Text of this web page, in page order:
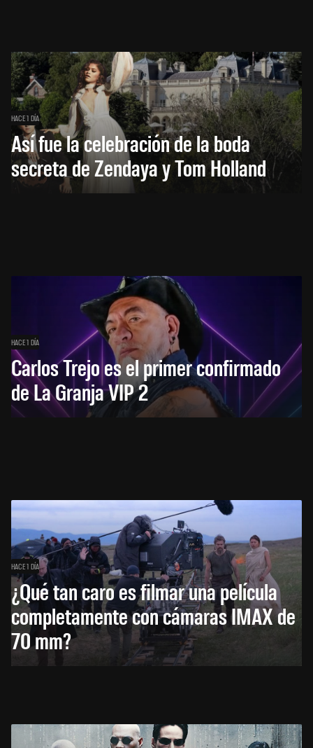
HACE 1 DÍA
Así fue la celebración de la boda
secreta de Zendaya y Tom Holland
HACE 1 DÍA
Carlos Trejo es el primer confirmado
de La Granja VIP 2
HACE 1 DÍA
¿Qué tan caro es filmar una película
completamente con cámaras IMAX de
70 mm?